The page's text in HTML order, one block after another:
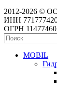
2012-2026 ©
ИНН
ОГРН
MOBIL